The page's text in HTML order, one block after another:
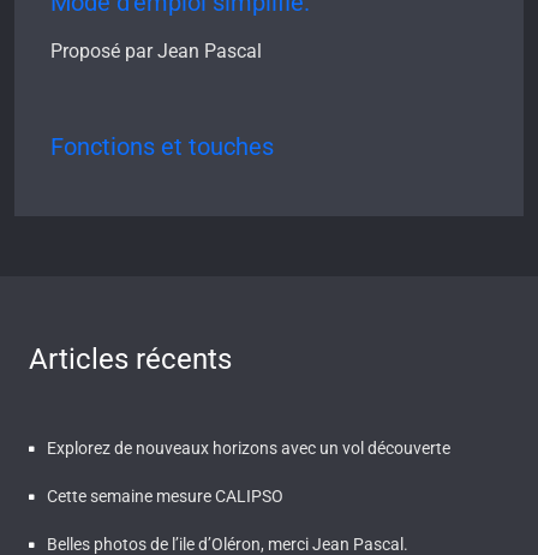
Proposé par Jean Pascal
Fonctions et touches
Articles récents
Explorez de nouveaux horizons avec un vol découverte
Cette semaine mesure CALIPSO
Belles photos de l’ile d’Oléron, merci Jean Pascal.